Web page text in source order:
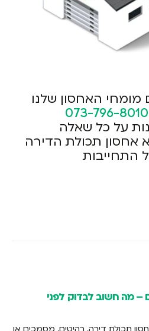
האחסון שלנו
073-796-8010
על כל שאלה
אחסון תכולת הדירה
התחייבות
מה חשוב לבדוק לפני